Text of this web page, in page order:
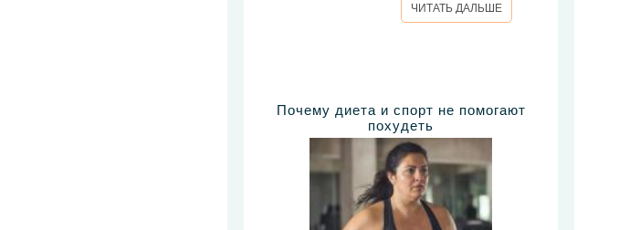
ЧИТАТЬ ДАЛЬШЕ
Почему диета и спорт не помогают
похудеть